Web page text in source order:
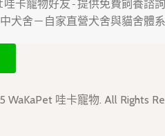
卡寵物好友-提供免費飼養諮
犬舍－自家直營犬舍與貓舍體
WaKaPet 哇卡寵物. All Rights